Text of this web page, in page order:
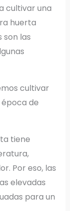
cultivar una
huerta
son las
cultivar
de
tiene
Por eso, las
elevadas
para un